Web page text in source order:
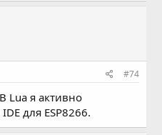
#74
Lua я активно
для ESP8266.